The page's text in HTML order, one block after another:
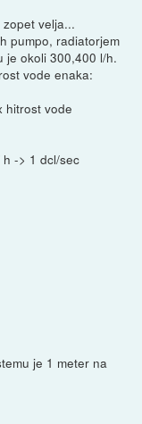
velja...
pumpo, radiatorjem
je okoli 300,400 l/h.
vode enaka:
hitrost vode
-> 1 dcl/sec
je 1 meter na